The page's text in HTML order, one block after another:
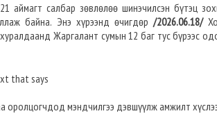
аймагт салбар зөвлөлөө шинэчилсэн бүтэц
байна. Энэ хүрээнд өчигдөр/2026.06.18/
Жаргалант сумын 12 баг тус бүрээс
оролцогчдод мэндчилгээ дэвшүүлж амжилт